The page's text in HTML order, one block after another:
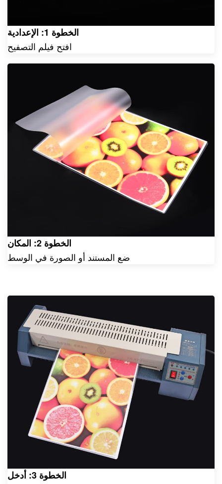
الخطوة 1: الإعدادية
افتح فيلم التصفيح
الخطوة 2: المكان
ضع المستند أو الصورة في الوسط
الخطوة 3: أدخل